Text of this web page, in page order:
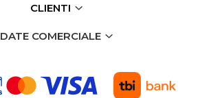
CLIENTI
DATE COMERCIALE